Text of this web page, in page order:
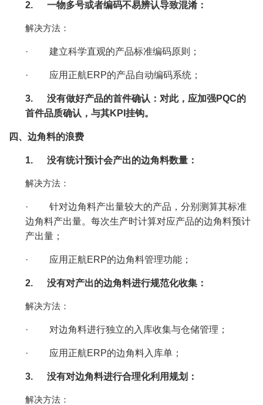
2. 一物多号或者编码不易辨认导致混淆：
解决方法：
· 建立科学直观的产品标准编码原则；
· 应用正航ERP的产品自动编码系统；
3.
没有做好产品的首件确认：对此，应加强PQC的
首件品质确认，与其KPI挂钩。
四、边角料的浪费
1. 没有统计预计会产出的边角料数量：
解决方法：
·
针对边角料产出量较大的产品，分别测算其标准
边角料产出量。每次生产时计算对应产品的边角料预计
产出量；
· 应用正航ERP的边角料管理功能；
2. 没有对产出的边角料进行规范化收集：
解决方法：
· 对边角料进行独立的入库收集与仓储管理；
· 应用正航ERP的边角料入库单；
3. 没有对边角料进行合理化利用规划：
解决方法：